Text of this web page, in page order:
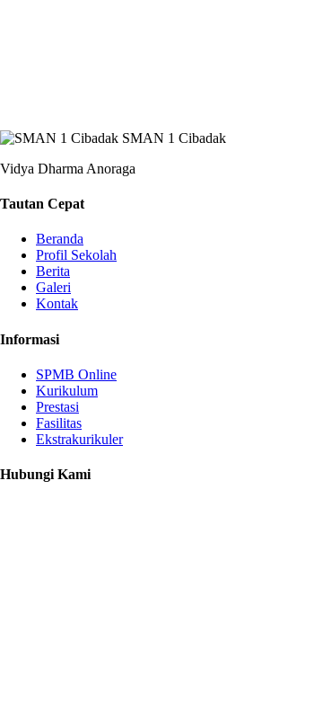
SMAN 1 Cibadak
Vidya Dharma Anoraga
Tautan Cepat
Beranda
Profil Sekolah
Berita
Galeri
Kontak
Informasi
SPMB Online
Kurikulum
Prestasi
Fasilitas
Ekstrakurikuler
Hubungi Kami